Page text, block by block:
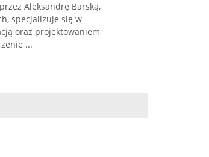
Aleksandrę Barską,
specjalizuje się w
oraz projektowaniem
...